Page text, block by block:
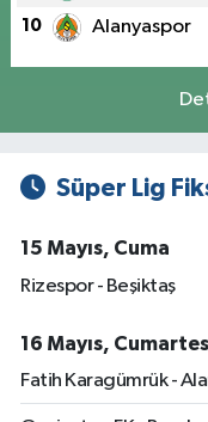
10 Alanyaspor
Süper Lig
15 Mayıs, Cuma
Rizespor - Beşiktaş
16 Mayıs,
Fatih Karagümrük -